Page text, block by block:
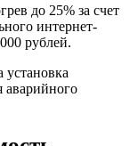
до 25% за счет
интернет-
рублей.
аварийного